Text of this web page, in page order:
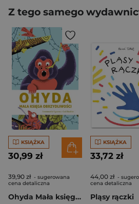
Z tego samego
KSIĄŻKA
30,99 zł
39,90 zł - sugerowana
cena detaliczna
Ohyda Mała księga obrzydliwości
KSIĄŻKA
33,72 zł
44,00 zł -
cena detaliczna
Pląsy rączki